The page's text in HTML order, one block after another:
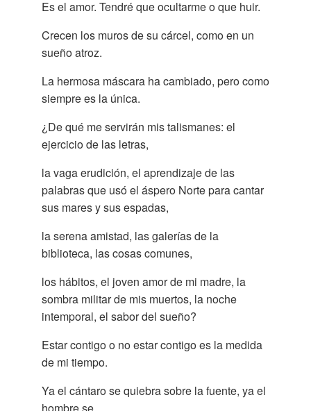
Es el amor. Tendré que ocultarme o que huir.
Crecen los muros de su cárcel, como en un
sueño atroz.
La hermosa máscara ha cambiado, pero como
siempre es la única.
¿De qué me servirán mis talismanes: el
ejercicio de las letras,
la vaga erudición, el aprendizaje de las
palabras que usó el áspero Norte para cantar
sus mares y sus espadas,
la serena amistad, las galerías de la
biblioteca, las cosas comunes,
los hábitos, el joven amor de mi madre, la
sombra militar de mis muertos, la noche
intemporal, el sabor del sueño?
Estar contigo o no estar contigo es la medida
de mi tiempo.
Ya el cántaro se quiebra sobre la fuente, ya el